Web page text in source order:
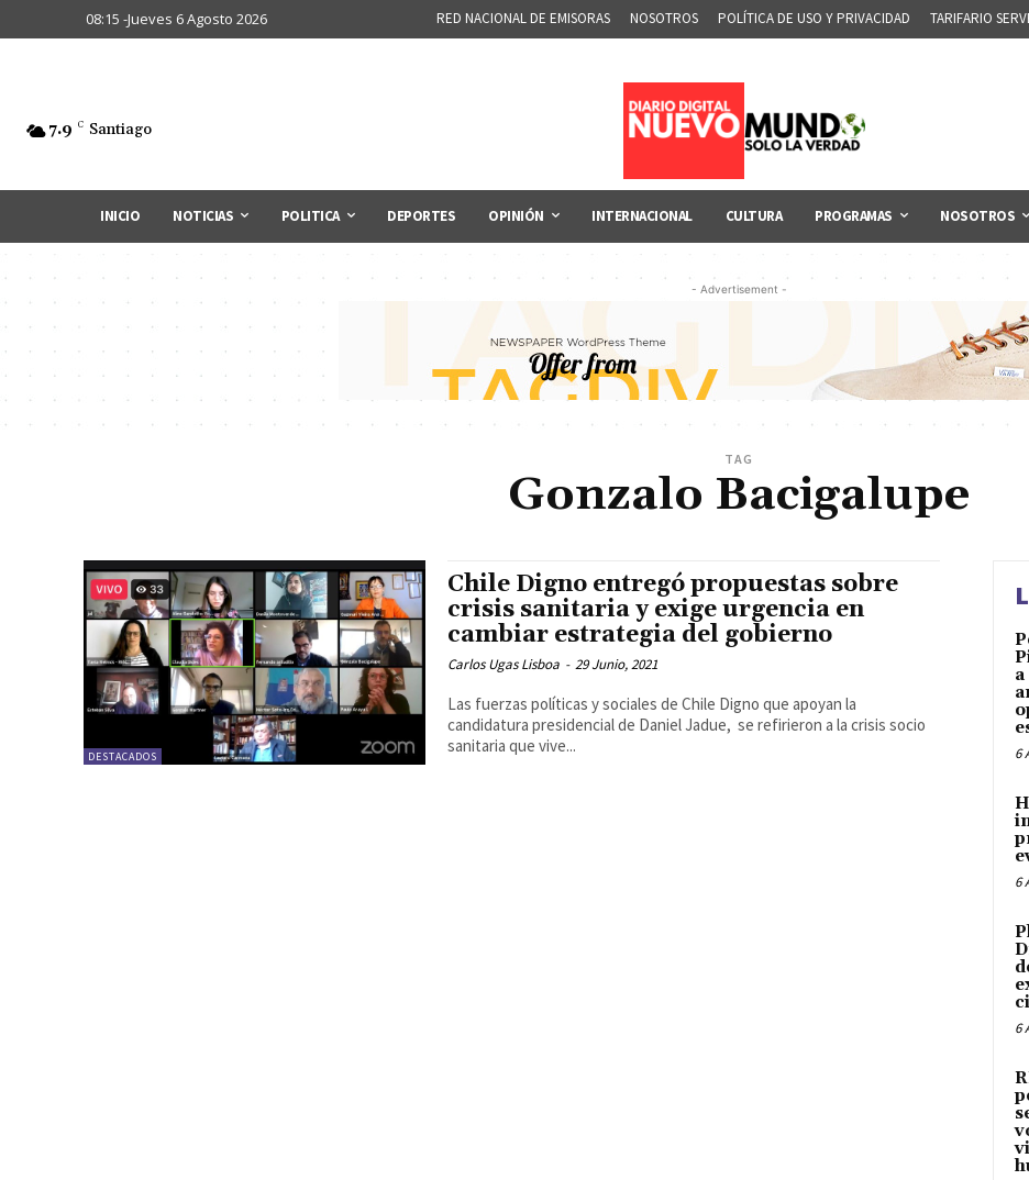
08:15 -Jueves 6 Agosto 2026 RED NACIONAL DE EMISORAS NOSOTROS POLÍTICA DE USO Y PRIVACIDAD TARIFARIO
7.9 C Santiago
INICIO NOTICIAS POLITICA DEPORTES OPINIÓN INTERNACIONAL CULTURA PROGRAMAS NOSOTROS
- Advertisement -
TAG
Gonzalo Bacigalupe
DESTACADOS
Chile Digno entregó propuestas sobre
crisis sanitaria y exige urgencia en
cambiar estrategia del gobierno
Carlos Ugas Lisboa - 29 Junio, 2021
Las fuerzas políticas y sociales de Chile Digno que apoyan la
candidatura presidencial de Daniel Jadue, se refirieron a la crisis socio
sanitaria que vive...
6
6
6